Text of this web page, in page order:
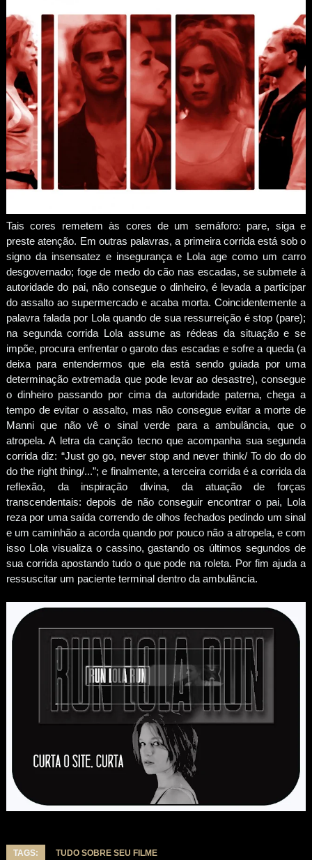
Tais cores remetem às cores de um semáforo: pare, siga e
preste atenção. Em outras palavras, a primeira corrida está sob o
signo da insensatez e insegurança e Lola age como um carro
desgovernado; foge de medo do cão nas escadas, se submete à
autoridade do pai, não consegue o dinheiro, é levada a participar
do assalto ao supermercado e acaba morta. Coincidentemente a
palavra falada por Lola quando de sua ressurreição é stop (pare);
na segunda corrida Lola assume as rédeas da situação e se
impõe, procura enfrentar o garoto das escadas e sofre a queda (a
deixa para entendermos que ela está sendo guiada por uma
determinação extremada que pode levar ao desastre), consegue
o dinheiro passando por cima da autoridade paterna, chega a
tempo de evitar o assalto, mas não consegue evitar a morte de
Manni que não vê o sinal verde para a ambulância, que o
atropela. A letra da canção tecno que acompanha sua segunda
corrida diz: “Just go go, never stop and never think/ To do do do
do the right thing/...”; e finalmente, a terceira corrida é a corrida da
reflexão, da inspiração divina, da atuação de forças
transcendentais: depois de não conseguir encontrar o pai, Lola
reza por uma saída correndo de olhos fechados pedindo um sinal
e um caminhão a acorda quando por pouco não a atropela, e com
isso Lola visualiza o cassino, gastando os últimos segundos de
sua corrida apostando tudo o que pode na roleta. Por fim ajuda a
ressuscitar um paciente terminal dentro da ambulância.
TAGS: TUDO SOBRE SEU FILME